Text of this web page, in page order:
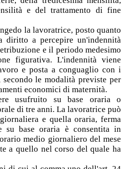
e del trattamento di fine
la lavoratrice, posto quanto
diritto a percepire un'indennità
e il periodo medesimo
figurativa. L'indennità viene
e posta a conguaglio con i
le modalità previste per
economici di maternità.
usufruito su base oraria o
di tre anni. La lavoratrice può
e quella oraria, ferma
su base oraria è consentita in
medio giornaliero del mese
a quello nel corso del quale ha